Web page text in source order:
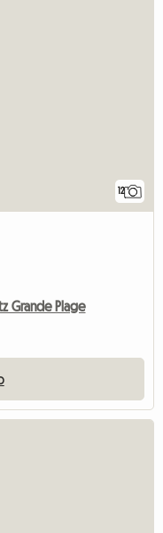
12
Grande Plage